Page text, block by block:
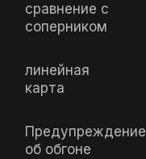
сравнение с
соперником
линейная
карта
Предупреждение
об обгоне